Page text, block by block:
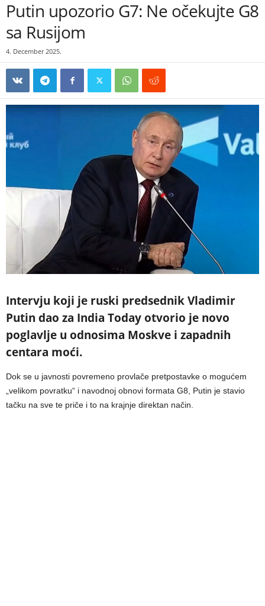
Putin upozorio G7: Ne očekujte G8
sa Rusijom
4. December 2025.
Intervju koji je ruski predsednik Vladimir
Putin dao za India Today otvorio je novo
poglavlje u odnosima Moskve i zapadnih
centara moći.
Dok se u javnosti povremeno provlače pretpostavke o mogućem
„velikom povratku“ i navodnoj obnovi formata G8, Putin je stavio
tačku na sve te priče i to na krajnje direktan način.